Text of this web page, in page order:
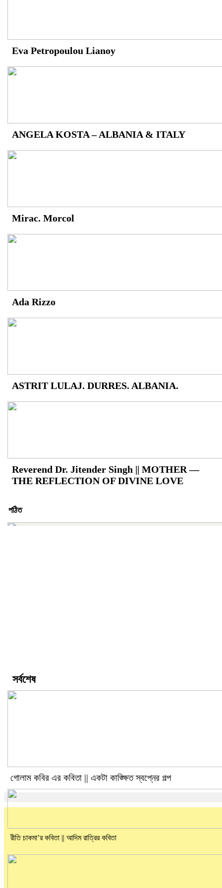
Eva Petropoulou Lianoy
ANGELA KOSTA – ALBANIA & ITALY
Mirac. Morcol
Ada Rizzo
ASTRIT LULAJ. DURRES. ALBANIA.
Reverend Dr. Jitender Singh || MOTHER —
THE REFLECTION OF DIVINE LOVE
পঠিত
সর্বশেষ
গোলাম কবির এর কবিতা || একটা কাঙ্ক্ষিত স্বপ্নের গল্প
রীতি চাকমা’র কবিতা || আদিম রাত্রির কবিতা